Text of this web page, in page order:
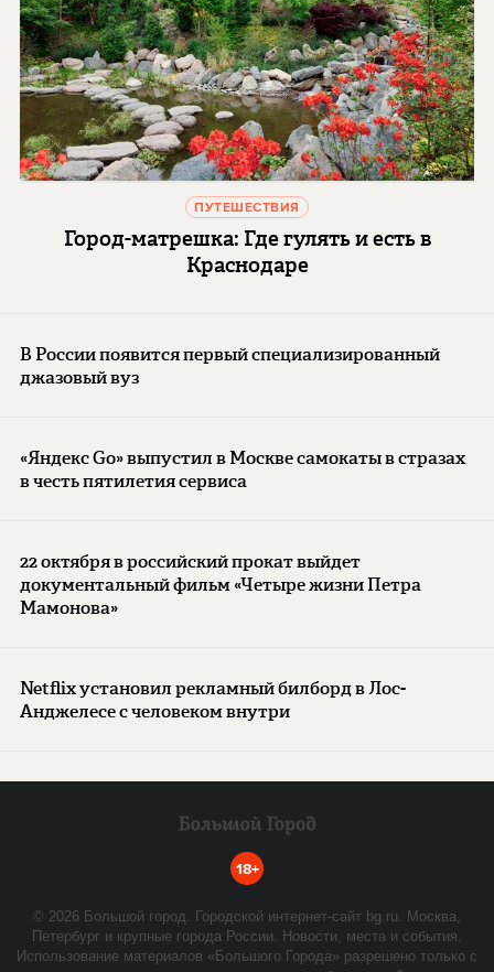
ПУТЕШЕСТВИЯ
Город-матрешка: Где гулять и есть в
Краснодаре
В России появится первый специализированный
джазовый вуз
«Яндекс Go» выпустил в Москве самокаты в стразах
в честь пятилетия сервиса
22 октября в российский прокат выйдет
документальный фильм «Четыре жизни Петра
Мамонова»
Netflix установил рекламный билборд в Лос-
Анджелесе с человеком внутри
18+
© 2026 Большой город. Городской интернет-сайт bg.ru. Москва,
Петербург и крупные города России. Новости, места и события.
Использование материалов «Большого Города» разрешено только с